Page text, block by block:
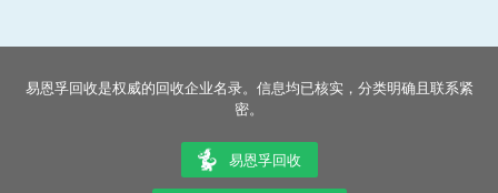
易恩孚回收是权威的回收企业名录。信息均已核实，分类明确且联系紧
密。
易恩孚回收